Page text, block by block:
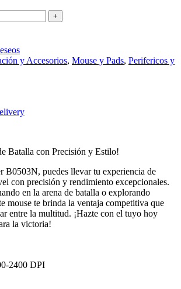
y Accesorios, Mouse y Pads, Perifericos y
Batalla con Precisión y Estilo!
B0503N, puedes llevar tu experiencia de
con precisión y rendimiento excepcionales.
en la arena de batalla o explorando
mouse te brinda la ventaja competitiva que
entre la multitud. ¡Hazte con el tuyo hoy
la victoria!
2400 DPI